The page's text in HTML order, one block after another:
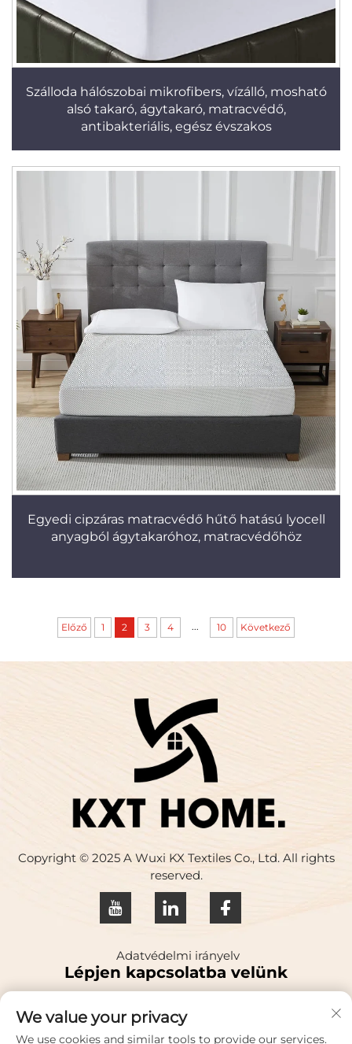
Szálloda hálószobai mikrofibers, vízálló, mosható
alsó takaró, ágytakaró, matracvédő,
antibakteriális, egész évszakos
Egyedi cipzáras matracvédő hűtő hatású lyocell
anyagból ágytakaróhoz, matracvédőhöz
Előző 1 2 3 4 ... 10 Következő
Copyright © 2025 A Wuxi KX Textiles Co., Ltd. All rights
reserved.
Adatvédelmi irányelv
Lépjen kapcsolatba velünk
Address: A kínai kormányzat szerint a kínai
kormányzatnak a kínai kormányzat által a kínai
We value your privacy
We use cookies and similar tools to provide our services.